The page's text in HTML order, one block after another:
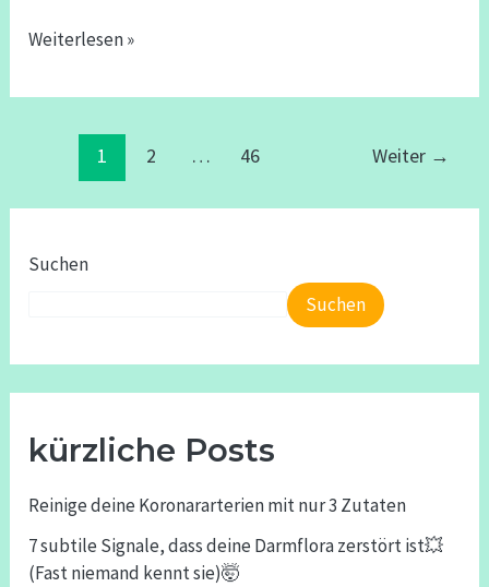
Weiterlesen »
1 2 … 46 Weiter →
Suchen
Suchen
kürzliche Posts
Reinige deine Koronararterien mit nur 3 Zutaten
7 subtile Signale, dass deine Darmflora zerstört ist💥
(Fast niemand kennt sie)🤯